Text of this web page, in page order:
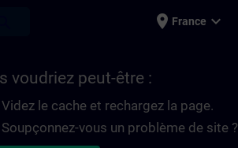
place France expand_more
voudriez peut-être :
Videz le cache et rechargez la page.
Soupçonnez-vous un problème de site ?